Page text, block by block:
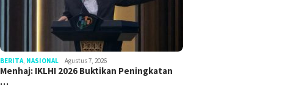
BERITA NASIONAL Agustus 7, 2026
Menhaj: IKLHI 2026 Buktikan Peningkatan
…